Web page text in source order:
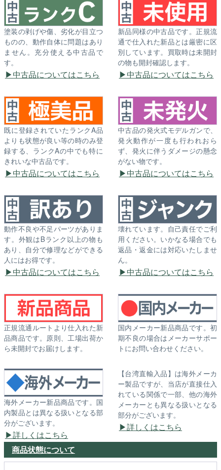
塗装の剥げや傷、劣化が目立つ
ものの、動作自体に問題はあり
ません。充分使える中古品で
す。
中古品についてはこちら
新品同様の中古品です。正規流
通で仕入れた新品とは厳密に区
別しています。買取時は未開封
の物も開封確認します。
中古品についてはこちら
既に登録されていたランクA品
よりも状態が良い等の時のみ登
録する、ランクAの中でも特に
きれいな中古品です。
中古品についてはこちら
中古品の発火式モデルガンで、
発火動作が一度も行われおら
ず、発火に伴うダメージの懸念
がない物です。
中古品についてはこちら
動作不良や不足パーツがありま
す。外観はBランク以上の物も
あり、自分で修理などができる
人にはお得です。
中古品についてはこちら
壊れています。自己責任でご利
用ください。いかなる場合でも
返品・返金には対応いたしませ
ん。
中古品についてはこちら
正規流通ルートより仕入れた新
品商品です。原則、工場出荷か
ら未開封でお届けします。
国内メーカー新品商品です。初
期不良の場合はメーカーサポー
トにお問い合わせください。
海外メーカー新品商品です。国
内製品とは異なる扱いとなる部
分がございます。
詳しくはこちら
【台湾直輸入品】は海外メーカ
ー製品ですが、当店が直接仕入
れている関係で一部、他の海外
メーカーとも異なる扱いとなる
部分がございます。
詳しくはこちら
商品状態について